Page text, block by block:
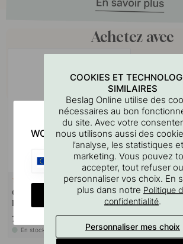
Achetez avec
Gabarit De Perçage Pour
Poignées Et Boutons
7 €
En stock
COOKIES ET
SIMILAIRES
Beslag Online utilise des
nécessaires au bon
du site. Avec votre
nous utilisons aussi des
l’analyse, les statistiques
marketing. Vous pouvez
accepter, tout refuser ou
personnaliser vos choix. En
plus dans notre Politique
confidentialité.
Personnaliser mes choix
WOULD YOU RATHER VISIT?
CHANGE COUNTRY